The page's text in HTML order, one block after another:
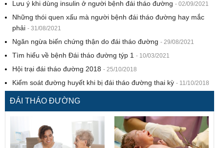
Lưu ý khi dùng insulin ở người bệnh đái tháo đường - 02/09/2021
Những thói quen xấu mà người bệnh đái tháo đường hay mắc
phải - 31/08/2021
Ngăn ngừa biến chứng thận do đái tháo đường - 29/08/2021
Tìm hiểu về bệnh Đái tháo đường týp 1 - 10/03/2021
Hội trại đái tháo đường 2018 - 25/10/2018
Kiểm soát đường huyết khi bị đái tháo đường thai kỳ - 11/10/2018
ĐÁI THÁO ĐƯỜNG